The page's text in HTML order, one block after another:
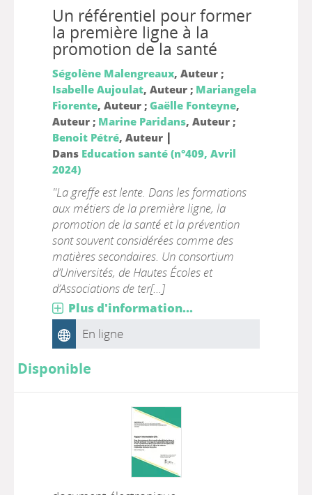
Un référentiel pour former
la première ligne à la
promotion de la santé
Ségolène Malengreaux, Auteur ;
Isabelle Aujoulat, Auteur ; Mariangela
Fiorente, Auteur ; Gaëlle Fonteyne,
Auteur ; Marine Paridans, Auteur ;
Benoit Pétré, Auteur |
Dans Education santé (n°409, Avril
2024)
"La greffe est lente. Dans les formations
aux métiers de la première ligne, la
promotion de la santé et la prévention
sont souvent considérées comme des
matières secondaires. Un consortium
d’Universités, de Hautes Écoles et
d’Associations de ter[...]
Plus d'information...
En ligne
Disponible